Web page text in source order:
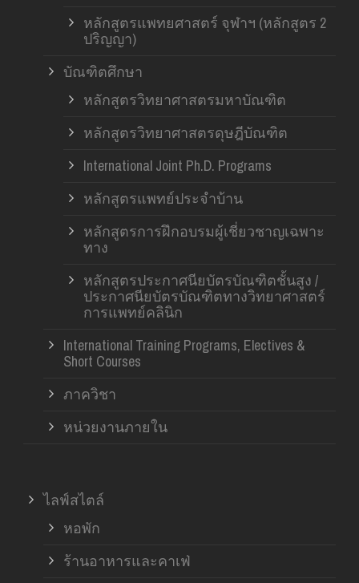
หลักสูตรแพทยศาสตร์ จุฬาฯ (หลักสูตร 2
ปริญญา)
บัณฑิตศึกษา
หลักสูตรวิทยาศาสตรมหาบัณฑิต
หลักสูตรวิทยาศาสตรดุษฎีบัณฑิต
International Joint Ph.D. Programs
หลักสูตรแพทย์ประจำบ้าน
หลักสูตรการฝึกอบรมผู้เชี่ยวชาญเฉพาะ
ทาง
หลักสูตรประกาศนียบัตรบัณฑิตชั้นสูง /
ประกาศนียบัตรบัณฑิตทางวิทยาศาสตร์
การแพทย์คลินิก
International Training Programs, Electives &
Short Courses
ภาควิชา
หน่วยงานภายใน
ไลฟ์สไตล์
หอพัก
ร้านอาหารและคาเฟ่